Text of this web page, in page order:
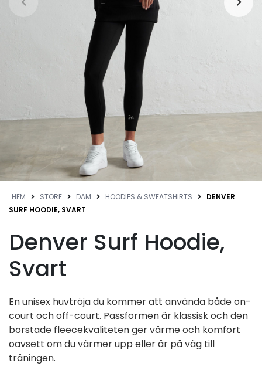
HEM STORE DAM HOODIES & SWEATSHIRTS
DENVER
SURF HOODIE, SVART
Denver Surf Hoodie,
Svart
En unisex huvtröja du kommer att använda både on-
court och off-court. Passformen är klassisk och den
borstade fleecekvaliteten ger värme och komfort
oavsett om du värmer upp eller är på väg till
träningen.